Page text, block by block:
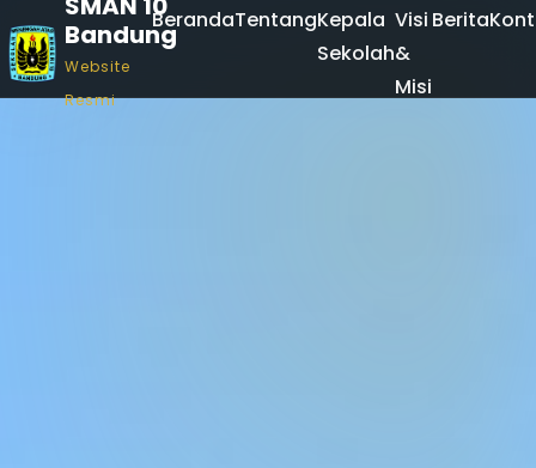
Bandung
Website
Resmi
BerandaTentangKepala
Sekolah
Visi
&
Misi
Berita